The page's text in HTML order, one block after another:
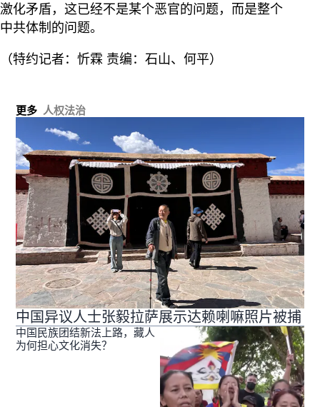
激化矛盾，这已经不是某个恶官的问题，而是整个
中共体制的问题。
（特约记者：忻霖 责编：石山、何平）
更多 人权法治
中国异议人士张毅拉萨展示达赖喇嘛照片被捕
中国民族团结新法上路，藏人
为何担心文化消失？